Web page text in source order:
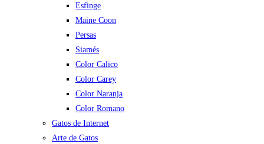
Esfinge
Maine Coon
Persas
Siamés
Color Calico
Color Carey
Color Naranja
Color Romano
Gatos de Internet
Arte de Gatos